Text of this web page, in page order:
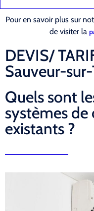
Pour en savoir plus sur
de visiter la
DEVIS/
Sauveur-
Quels sont
systèmes
existants ?